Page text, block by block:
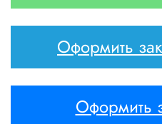
Оформить
Оформить